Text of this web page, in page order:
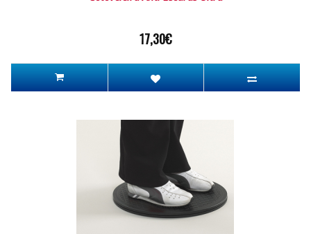
17,30€